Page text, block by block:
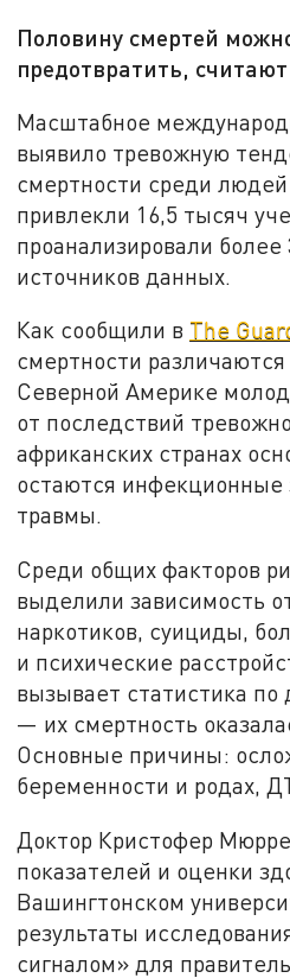
Половину смертей
предотвратить,
Масштабное
выявило тревожную
смертности среди
привлекли 16,5 тысяч
проанализировали более
источников данных.
Как сообщили в The
смертности
Северной Америке
от последствий
африканских странах
остаются инфекционные
травмы.
Среди общих факторов
выделили зависимость
наркотиков, суициды,
и психические
вызывает статистика
— их смертность
Основные причины:
беременности и родах,
Доктор Кристофер
показателей и оценки
Вашингтонском
результаты
сигналом» для